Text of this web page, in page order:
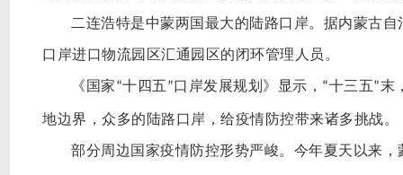
二连浩特是中蒙两国最大的陆路口岸。据内蒙古
口岸进口物流园区汇通园区的闭环管理人员。
《国家“十四五”口岸发展规划》显示， “十三五”末
地边界，众多的陆路口岸，给疫情防控带来诸多挑战。
部分周边国家疫情防控形势严峻。今年夏天以来